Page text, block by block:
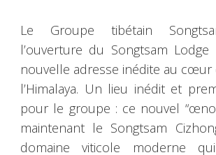
Le Groupe tibétain
l’ouverture du Songtsam Lodge
nouvelle adresse inédite au cœur
l’Himalaya. Un lieu inédit et
pour le groupe : ce nouvel
maintenant le Songtsam
domaine viticole moderne